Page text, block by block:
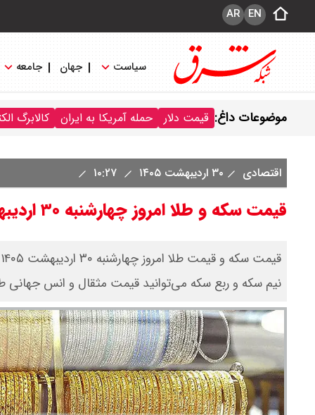
EN
AR
سیاست جهان جامعه
موضوعات داغ: قیمت دلار حمله آمریکا به ایران کالابرگ
اقتصادی ۳۰ اردیبهشت ۱۴۰۵
قیمت سکه و طلا امروز چهارشنبه ۳۰ اردیبهشت ۱۴۰۵ / طلا 18 عیار امروز چند؟ + جدول
نیم سکه و ربع سکه می‌توانید قیمت مثقال و انس جهانی